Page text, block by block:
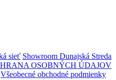
sieť Showroom Dunajská Streda
OSOBNÝCH ÚDAJOV
Všeobecné obchodné podmienky